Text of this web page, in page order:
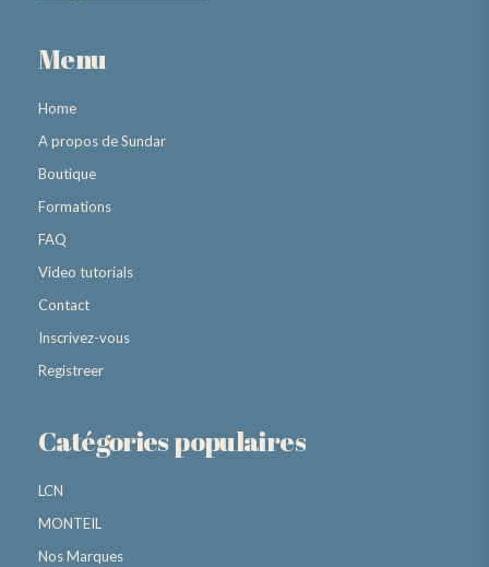
Menu
Home
A propos de Sundar
Boutique
Formations
FAQ
Video tutorials
Contact
Inscrivez-vous
Registreer
Catégories populaires
LCN
MONTEIL
Nos Marques